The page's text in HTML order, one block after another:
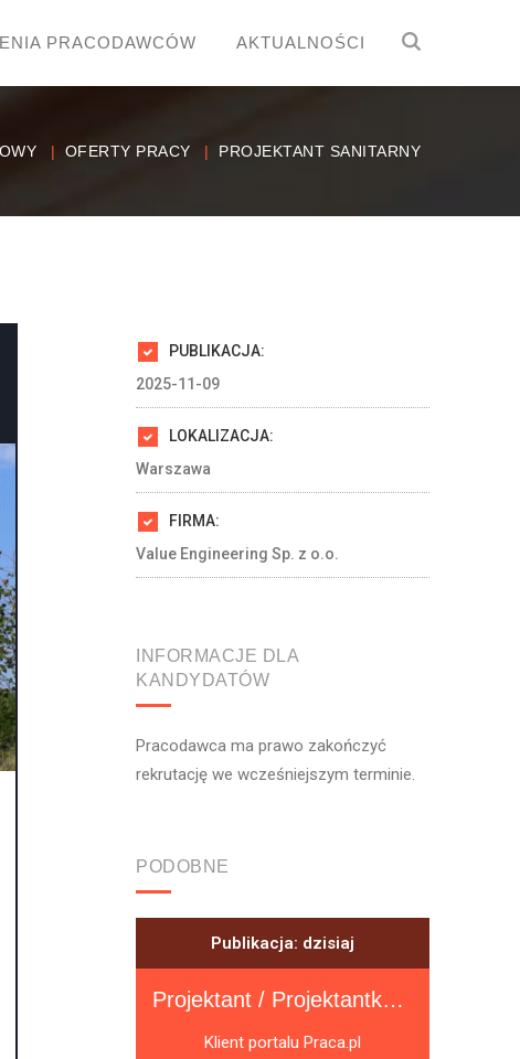
PRACODAWCÓW AKTUALNOŚCI
OFERTY PRACY PROJEKTANT SANITARNY
PUBLIKACJA:
2025-11-09
LOKALIZACJA:
Warszawa
FIRMA:
Value Engineering Sp. z o.o.
INFORMACJE DLA
KANDYDATÓW
Pracodawca ma prawo zakończyć
rekrutację we wcześniejszym terminie.
PODOBNE
Publikacja: dzisiaj
Projektant / Projektantka Konstrukcji Inżynieryjnych i Mostowych
Klient portalu Praca.pl